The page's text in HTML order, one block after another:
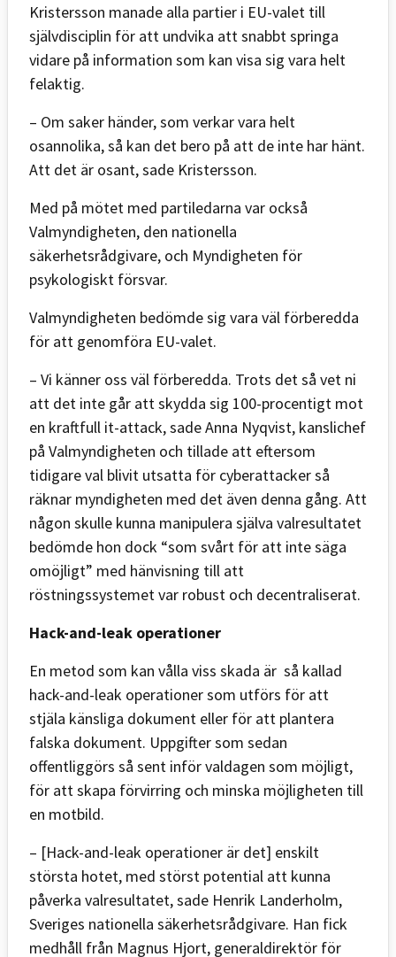
Kristersson manade alla partier i EU-valet till
självdisciplin för att undvika att snabbt springa
vidare på information som kan visa sig vara helt
felaktig.
– Om saker händer, som verkar vara helt
osannolika, så kan det bero på att de inte har hänt.
Att det är osant, sade Kristersson.
Med på mötet med partiledarna var också
Valmyndigheten, den nationella
säkerhetsrådgivare, och Myndigheten för
psykologiskt försvar.
Valmyndigheten bedömde sig vara väl förberedda
för att genomföra EU-valet.
– Vi känner oss väl förberedda. Trots det så vet ni
att det inte går att skydda sig 100-procentigt mot
en kraftfull it-attack, sade Anna Nyqvist, kanslichef
på Valmyndigheten och tillade att eftersom
tidigare val blivit utsatta för cyberattacker så
räknar myndigheten med det även denna gång. Att
någon skulle kunna manipulera själva valresultatet
bedömde hon dock “som svårt för att inte säga
omöjligt” med hänvisning till att
röstningssystemet var robust och decentraliserat.
Hack-and-leak operationer
En metod som kan vålla viss skada är så kallad
hack-and-leak operationer som utförs för att
stjäla känsliga dokument eller för att plantera
falska dokument. Uppgifter som sedan
offentliggörs så sent inför valdagen som möjligt,
för att skapa förvirring och minska möjligheten till
en motbild.
– [Hack-and-leak operationer är det] enskilt
största hotet, med störst potential att kunna
påverka valresultatet, sade Henrik Landerholm,
Sveriges nationella säkerhetsrådgivare. Han fick
medhåll från Magnus Hjort, generaldirektör för